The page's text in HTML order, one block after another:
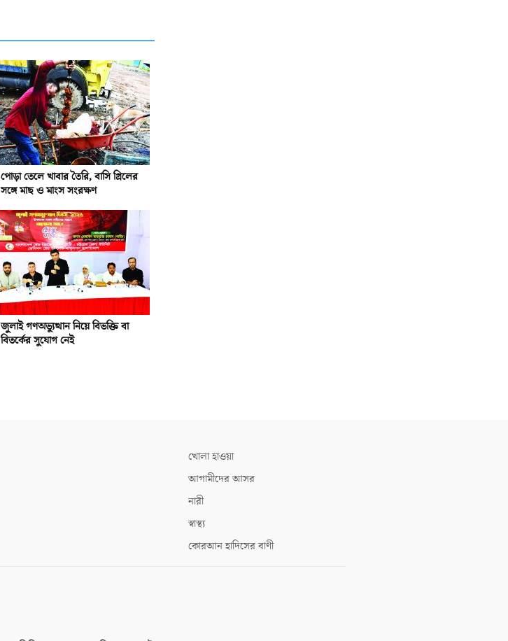
পোড়া তেলে খাবার তৈরি, বাসি গ্রিলের
সঙ্গে মাছ ও মাংস সংরক্ষণ
জুলাই গণঅভ্যুত্থান নিয়ে বিভক্তি বা
বিতর্কের সুযোগ নেই
খোলা হাওয়া
আগামীদের আসর
নারী
স্বাস্থ্য
কোরআন হাদিসের বাণী